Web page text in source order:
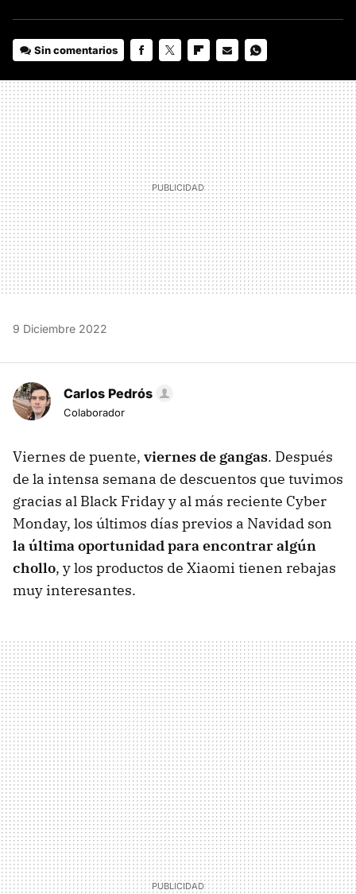
Sin comentarios
MAIL
9 Diciembre 2022
Carlos Pedrós
Colaborador
Viernes de puente, viernes de gangas. Después
de la intensa semana de descuentos que tuvimos
gracias al Black Friday y al más reciente Cyber
Monday, los últimos días previos a Navidad son
la última oportunidad para encontrar algún
chollo, y los productos de Xiaomi tienen rebajas
muy interesantes.